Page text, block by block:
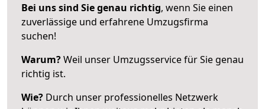
Bei uns sind Sie genau richtig, wenn Sie einen
zuverlässige und erfahrene Umzugsfirma
suchen!
Warum?Weil unser Umzugsservice für Sie genau
richtig ist.
Wie? Durch unser professionelles Netzwerk